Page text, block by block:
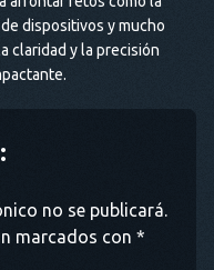
dispositivos y mucho
claridad y la precisión
no se publicará.
marcados con *